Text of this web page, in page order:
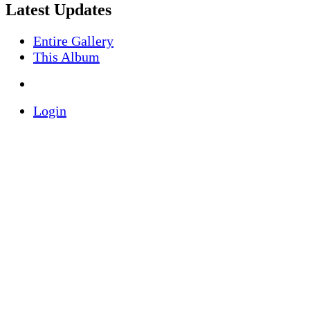
Latest Updates
Entire Gallery
This Album
Login